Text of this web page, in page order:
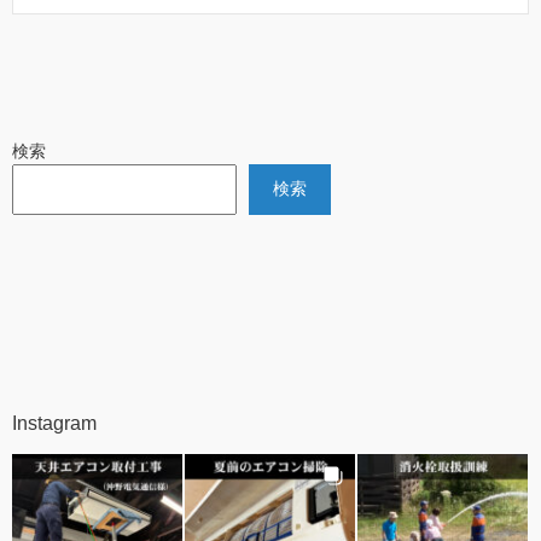
検索
検索
Instagram